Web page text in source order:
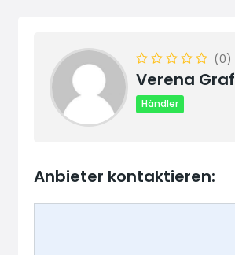
(0)
Verena Graf
Händler
Anbieter kontaktieren: